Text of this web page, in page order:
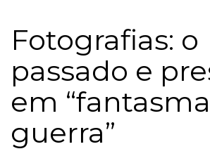
Fotografias: o
passado e
em
guerra”